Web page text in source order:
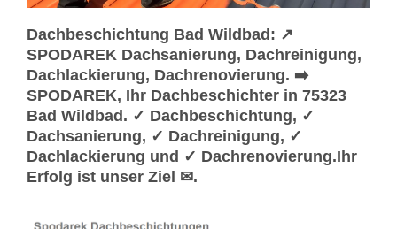
Dachbeschichtung Bad Wildbad: ↗️
SPODAREK Dachsanierung, Dachreinigung,
Dachlackierung, Dachrenovierung. ➡️
SPODAREK, Ihr Dachbeschichter in 75323
Bad Wildbad. ✓ Dachbeschichtung, ✓
Dachsanierung, ✓ Dachreinigung, ✓
Dachlackierung und ✓ Dachrenovierung.Ihr
Erfolg ist unser Ziel ✉.